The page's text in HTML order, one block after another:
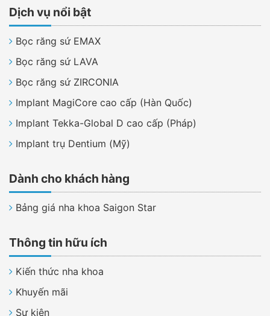
Dịch vụ nổi bật
Bọc răng sứ EMAX
Bọc răng sứ LAVA
Bọc răng sứ ZIRCONIA
Implant MagiCore cao cấp (Hàn Quốc)
Implant Tekka-Global D cao cấp (Pháp)
Implant trụ Dentium (Mỹ)
Dành cho khách hàng
Bảng giá nha khoa Saigon Star
Thông tin hữu ích
Kiến thức nha khoa
Khuyến mãi
Sự kiện